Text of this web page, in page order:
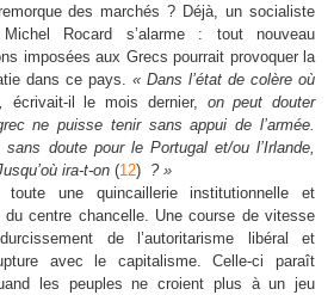
des marchés ? Déjà, un socialiste
Rocard s’alarme : tout nouveau
imposées aux Grecs pourrait provoquer la
dans ce pays. « Dans l’état de colère où
écrivait-il le mois dernier, on peut douter
ne puisse tenir sans appui de l’armée.
doute pour le Portugal et/ou l’Irlande,
ira-t-on (12) ? »
une quincaillerie institutionnelle et
du centre chancelle. Une course de vitesse
de l’autoritarisme libéral et
avec le capitalisme. Celle-ci paraît
les peuples ne croient plus à un jeu